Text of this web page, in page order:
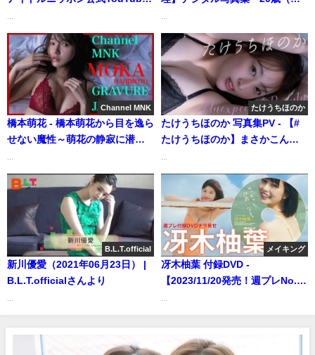
Teaser〜（2022年07月29日） |
週プレChannel【集英社 週刊プ
レイボーイ公式】さんより
Channel MNK
橋本萌花 - 橋本萌花から目を逸ら
せない魔性～萌花の静寂に潜む
配信】【GRAVURE】 (Nov 25,
2025) | Channel MNKさんより
たけうちほのか
たけうちほのか 写真集PV - 【#
たけうちほのか】まさかこんな
らは想像できないイイオンナ
――Honoka
Takeuchi（2023/09/12） | 週プ
レChannel【集英社 週刊プレイ
ボーイ公式】さんより
B.L.T.official
新川優愛（2021年06月23日） |
B.L.T.officialさんより
メイキング
冴木柚葉 付録DVD -
【2023/11/20発売！週プレNo.49
冴木柚葉 Yuzuha Saeki（2023
年11月17日） | 週プレ